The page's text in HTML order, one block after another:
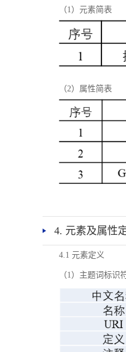
（1）元素简表
（2）属性简表
4. 元素及属性
4.1 元素定义
（1）主题词标识